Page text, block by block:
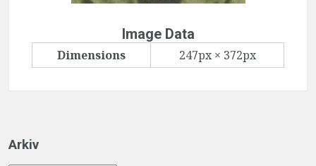
Image Data
Dimensions 247px × 372px
Arkiv